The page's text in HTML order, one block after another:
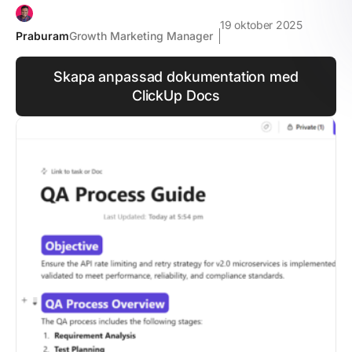
PraburamGrowth Marketing Manager
19 oktober 2025
Skapa anpassad dokumentation med
ClickUp Docs